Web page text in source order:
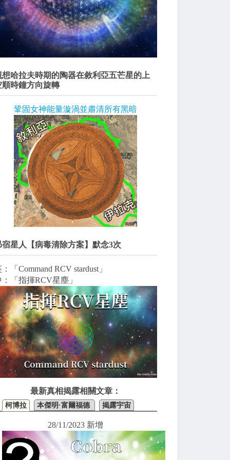
想哈拉夫時期的陶器在敘利亞五芒星的上
順時鐘方向旋轉
鞏固女神能量漩渦並肅清所有黑暗
宿星人【病毒清除方案】默念3次
「Command RCV stardust」
：「指揮RCV星塵」
最新真相揭露相關文章：
柯博拉 本傑明·富爾福德 揭露宇宙
28/11/2023 新增